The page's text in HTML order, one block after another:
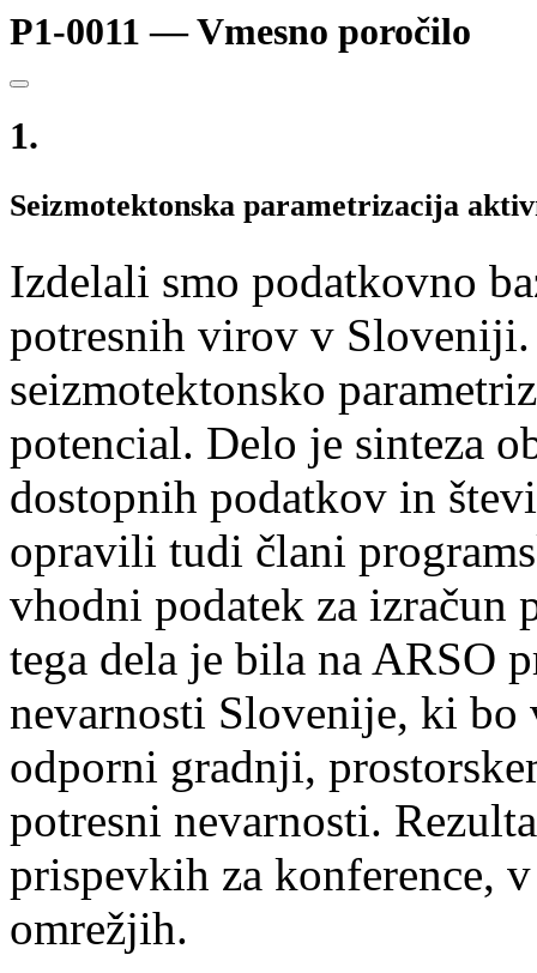
P1-0011 — Vmesno poročilo
1.
Seizmotektonska parametrizacija
Izdelali smo podatkovno
potresnih virov v Sloveniji.
seizmotektonsko
potencial. Delo je sinteza
dostopnih podatkov in
opravili tudi člani
vhodni podatek za izračun
tega dela je bila na ARSO
nevarnosti Slovenije, ki bo
odporni gradnji,
potresni nevarnosti.
prispevkih za konference,
omrežjih.